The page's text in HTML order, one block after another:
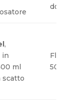
,
in
ml
scatto
500